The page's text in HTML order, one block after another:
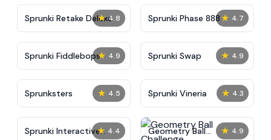
★ 4.8
Sprunki Retake Deluxe ★ 4.7
Sprunki Phase 888
★ 4.9
Sprunki Fiddlebops ★ 4.9
Sprunki Swap
★ 4.5
Sprunksters ★ 4.3
Sprunki Vineria
★ 4.4
Sprunki Interactive
★ 4.9
Geometry Ball